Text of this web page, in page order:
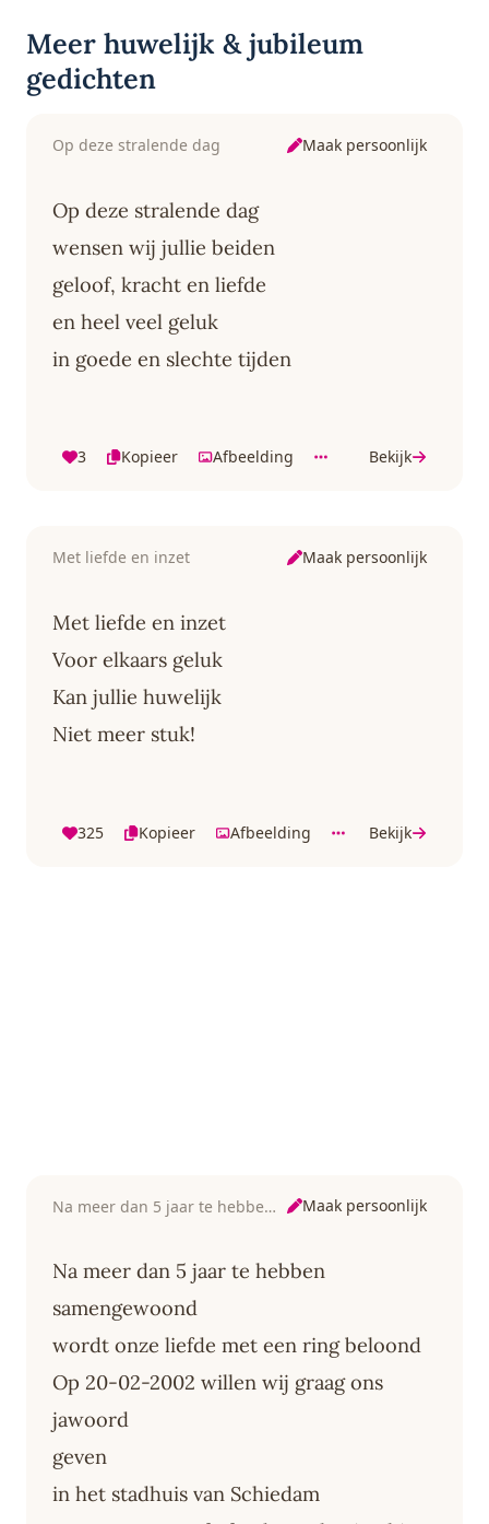
Meer huwelijk & jubileum
gedichten
Op deze stralende dag Maak persoonlijk
Op deze stralende dag
wensen wij jullie beiden
geloof, kracht en liefde
en heel veel geluk
in goede en slechte tijden
3 Kopieer Afbeelding Bekijk
Met liefde en inzet Maak persoonlijk
Met liefde en inzet
Voor elkaars geluk
Kan jullie huwelijk
Niet meer stuk!
325 Kopieer Afbeelding Bekijk
Na meer dan 5 jaar te hebben samengewoond Maak persoonlijk
Na meer dan 5 jaar te hebben
samengewoond
wordt onze liefde met een ring beloond
Op 20-02-2002 willen wij graag ons
jawoord
geven
in het stadhuis van Schiedam